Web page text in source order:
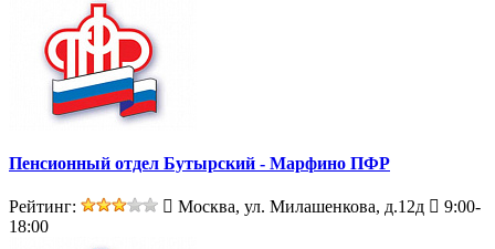
Пенсионный отдел Бутырский - Марфино ПФР
Рейтинг: Москва, ул. Милашенкова, д.12д
9:00-
18:00